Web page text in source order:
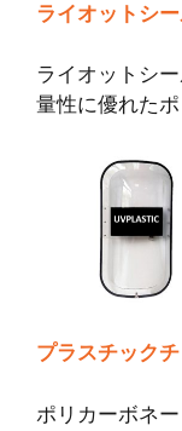
ライオットシ
ライオットシ
量性に優れたポ
プラスチック
ポリカーボネ